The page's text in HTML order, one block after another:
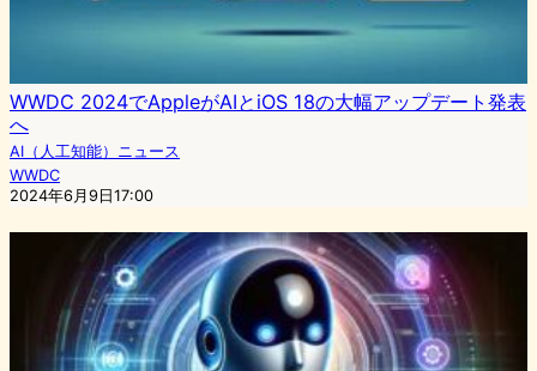
WWDC 2024でAppleがAIとiOS 18の大幅アップデート発表
へ
AI（人工知能）ニュース
WWDC
2024年6月9日17:00